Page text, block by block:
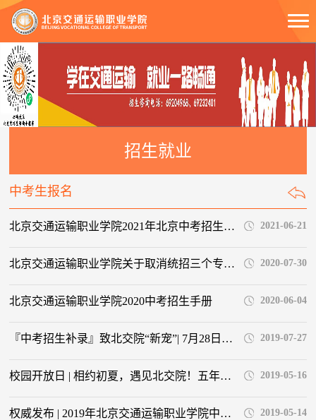
招生就业
中考生报名
2021-06-21
北京交通运输职业学院2021年北京中考招生简介
2020-07-30
北京交通运输职业学院关于取消统招三个专业加试的提示
2020-06-04
北京交通运输职业学院2020中考招生手册
2019-07-27
『中考招生补录』致北交院“新宠”| 7月28日—30日！北交院带你读完初中上大学，再等明年见！
2019-05-16
校园开放日 | 相约初夏，遇见北交院！五年一贯制，中考读大学！
2019-05-14
权威发布 | 2019年北京交通运输职业学院中考招生简章